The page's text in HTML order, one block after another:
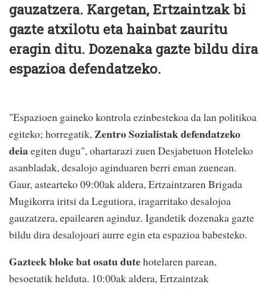
gauzatzera. Kargetan, Ertzaintzak bi
gazte atxilotu eta hainbat zauritu
eragin ditu. Dozenaka gazte bildu dira
espazioa defendatzeko.
"Espazioen gaineko kontrola ezinbestekoa da lan politikoa
egiteko; horregatik, Zentro Sozialistak defendatzeko
deiaegiten dugu", ohartarazi zuen Desjabetuon Hoteleko
asanbladak, desalojo aginduaren berri eman zuenean.
Gaur, astearteko 09:00ak aldera, Ertzaintzaren Brigada
Mugikorra iritsi da Legutiora, iragarritako desalojoa
gauzatzera, epailearen aginduz. Igandetik dozenaka gazte
bildu dira desalojoari aurre egin eta espazioa babesteko.
Gazteek bloke bat osatu dutehotelaren parean,
besoetatik helduta. 10:00ak aldera, Ertzaintzak